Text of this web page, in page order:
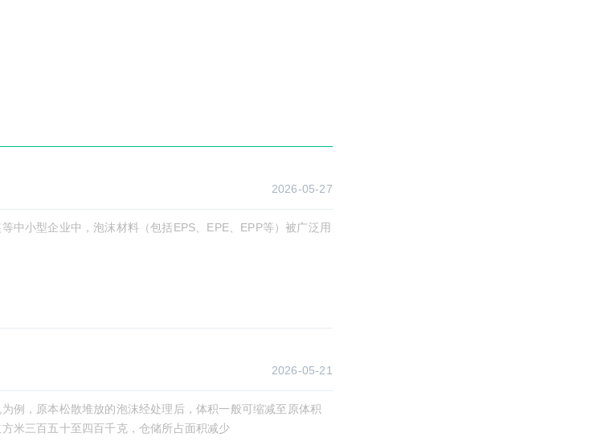
2026-05-27
中小型企业中，泡沫材料（包括EPS、EPE、EPP等）被广泛用
2026-05-21
例，原本松散堆放的泡沫经处理后，体积一般可缩减至原体积
米三百五十至四百千克，仓储所占面积减少